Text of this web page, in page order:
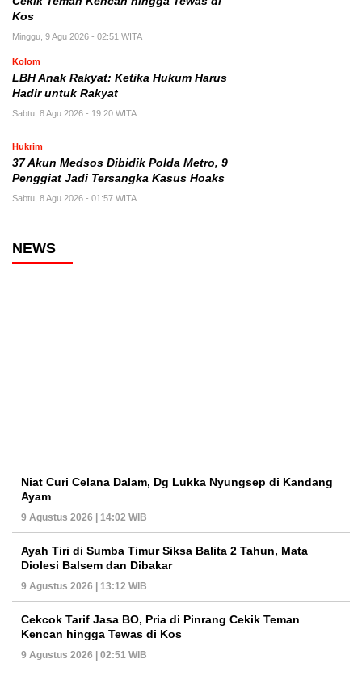
Kos
Minggu, 9 Agu 2026 - 02:51 WITA
Kolom
LBH Anak Rakyat: Ketika Hukum Harus
Hadir untuk Rakyat
Sabtu, 8 Agu 2026 - 19:20 WITA
Hukrim
37 Akun Medsos Dibidik Polda Metro, 9
Penggiat Jadi Tersangka Kasus Hoaks
Sabtu, 8 Agu 2026 - 01:57 WITA
NEWS
Niat Curi Celana Dalam, Dg Lukka Nyungsep di Kandang
Ayam
9 Agustus 2026 | 14:02 WIB
Ayah Tiri di Sumba Timur Siksa Balita 2 Tahun, Mata
Diolesi Balsem dan Dibakar
9 Agustus 2026 | 13:12 WIB
Cekcok Tarif Jasa BO, Pria di Pinrang Cekik Teman
Kencan hingga Tewas di Kos
9 Agustus 2026 | 02:51 WIB